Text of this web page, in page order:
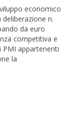
economico
deliberazione n.
da euro
competitiva e
appartenenti
la